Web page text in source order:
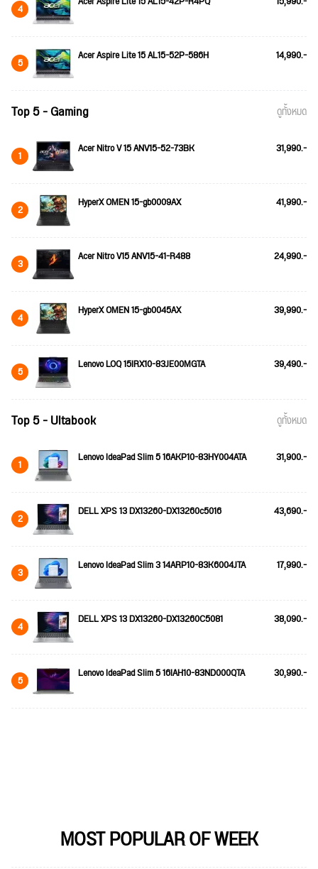
4
5 Acer Aspire Lite 15 AL15-52P-586H 14,990.-
Top 5 - Gaming ดูทั้งหมด
1 Acer Nitro V 15 ANV15-52-73BK 31,990.-
2 HyperX OMEN 15-gb0009AX 41,990.-
3 Acer Nitro V15 ANV15-41-R488 24,990.-
4 HyperX OMEN 15-gb0045AX 39,990.-
5 Lenovo LOQ 15IRX10-83JE00MGTA 39,490.-
Top 5 - Ultabook ดูทั้งหมด
1 Lenovo IdeaPad Slim 5 16AKP10-83HY004ATA 31,900.-
2 DELL XPS 13 DX13260-DX13260c5016 43,690.-
3 Lenovo IdeaPad Slim 3 14ARP10-83K6004JTA 17,990.-
4 DELL XPS 13 DX13260-DX13260C5081 38,090.-
5 Lenovo IdeaPad Slim 5 16IAH10-83ND000QTA 30,990.-
MOST POPULAR OF WEEK